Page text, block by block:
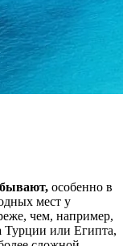
особенно в
мест у
чем, например,
Турции или Египта,